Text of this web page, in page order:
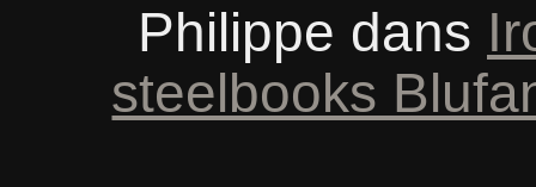
Philippe dans
steelbooks